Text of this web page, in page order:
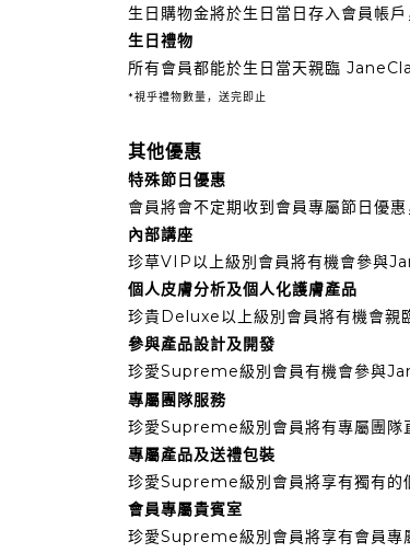
生日購物金將於生日當日存入會員帳戶
生日禮物
所有會員都能於生日當天親臨
*視乎禮物數量，送完即止
其他優惠
特殊節日優惠
會員將會不定期收到會員專屬節日優
內部講座
珍草VIP以上級別會員將有機會參與
個人皮膚分析及個人化護膚產品
珍貴Deluxe以上級別會員將有機會親
參與產品設計及開發
珍愛Supreme級別會員有機會參與
專屬團隊服務
珍愛Supreme級別會員將有專屬團隊
專屬產品及送禮包裝
珍愛Supreme級別會員將享有獨有的
會員專屬貴賓室
珍愛Supreme級別會員將享有會員專